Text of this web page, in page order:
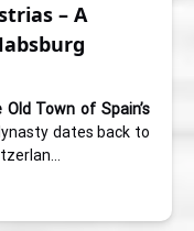
– A
Town of Spain’s
dates back to